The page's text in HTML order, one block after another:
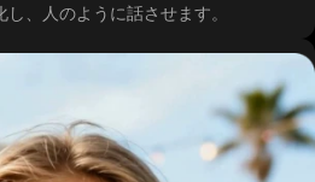
、人のように話させます。